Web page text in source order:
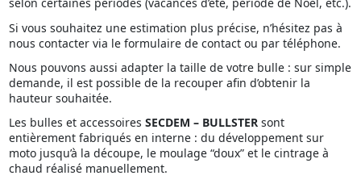
selon certaines périodes (vacances d’été, période de Noël, etc.).
Si vous souhaitez une estimation plus précise, n’hésitez pas à
nous contacter via le formulaire de contact ou par téléphone.
Nous pouvons aussi adapter la taille de votre bulle : sur simple
demande, il est possible de la recouper afin d’obtenir la
hauteur souhaitée.
Les bulles et accessoires SECDEM – BULLSTERsont
entièrement fabriqués en interne : du développement sur
moto jusqu’à la découpe, le moulage “doux” et le cintrage à
chaud réalisé manuellement.